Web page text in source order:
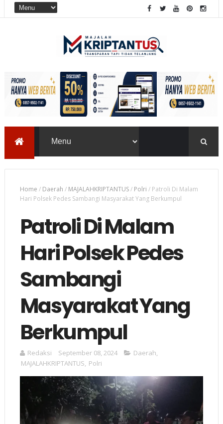
Home / Daerah / MAJALAHKRIPTANTUS/ Polri / Patroli Di Malam
Hari Polsek Pedes Sambangi Masyarakat Yang Berkumpul
Patroli Di Malam
Hari Polsek Pedes
Sambangi
Masyarakat Yang
Berkumpul
Redaksi September 08, 2024 Daerah,
MAJALAHKRIPTANTUS, Polri